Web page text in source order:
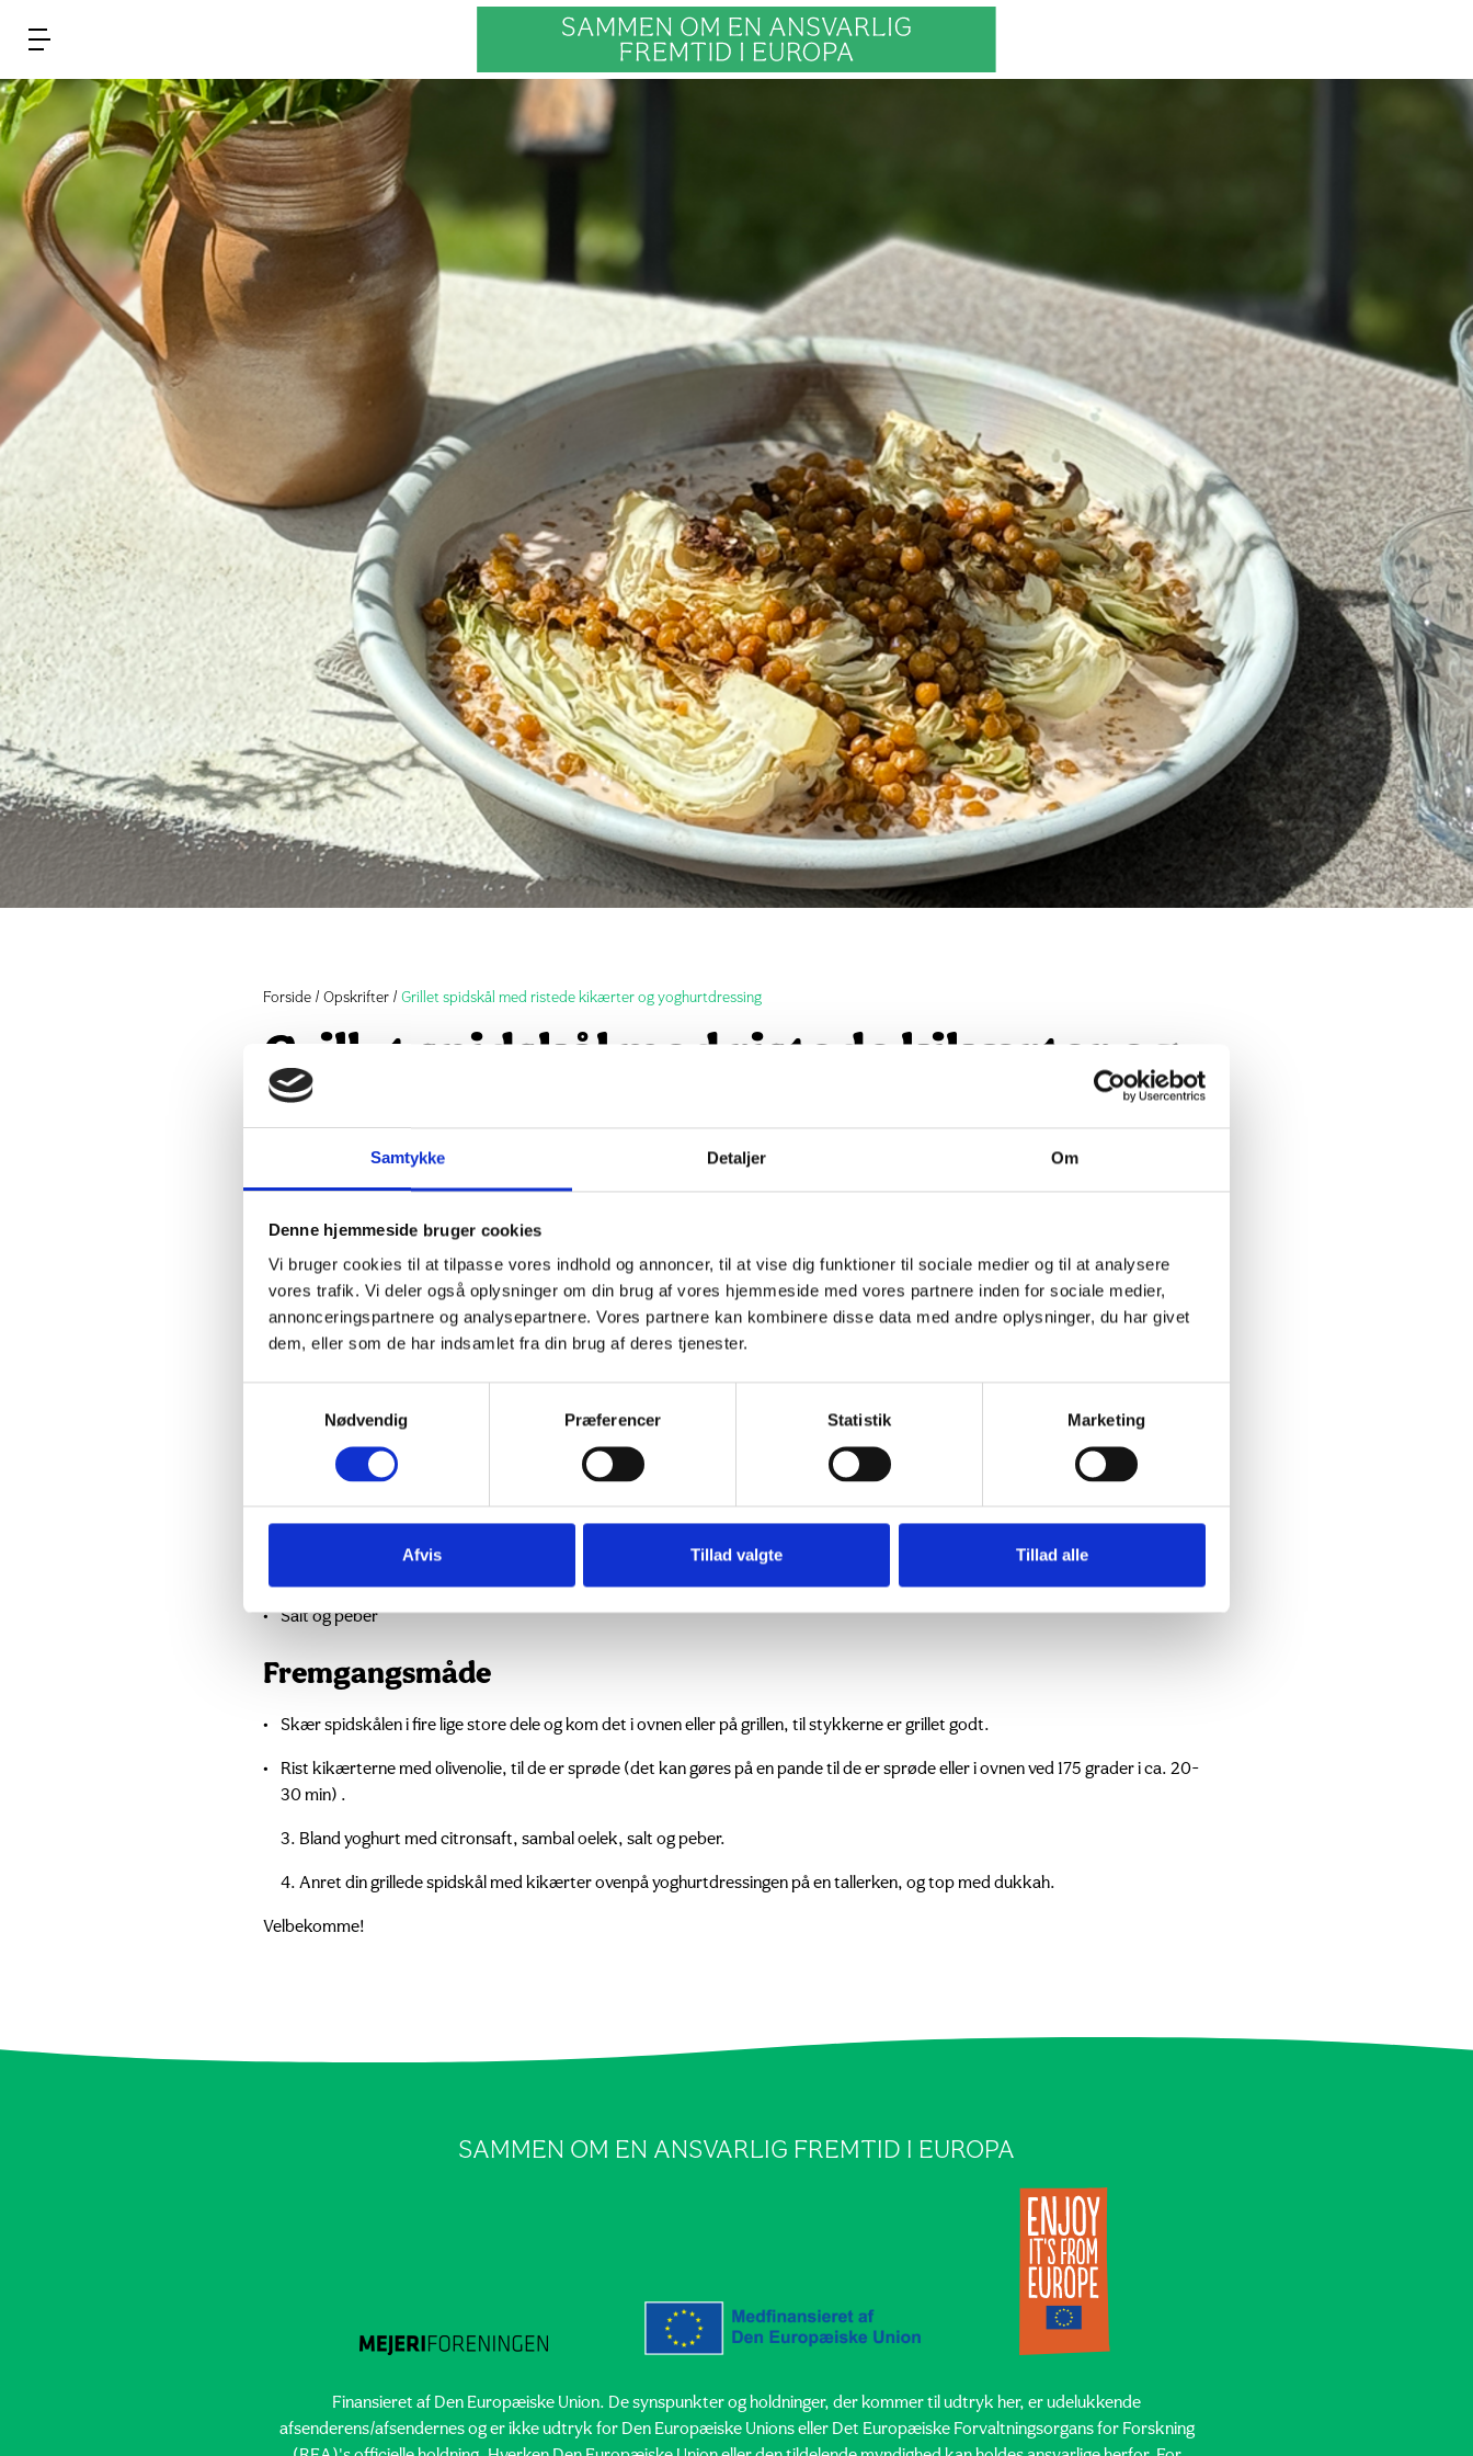
Samtykke Detaljer Om
Denne hjemmeside bruger cookies
Vi bruger cookies til at tilpasse vores indhold og annoncer, til at vise dig funktioner til sociale medier og til at analysere
vores trafik. Vi deler også oplysninger om din brug af vores hjemmeside med vores partnere inden for sociale medier,
annonceringspartnere og analysepartnere. Vores partnere kan kombinere disse data med andre oplysninger, du har givet
dem, eller som de har indsamlet fra din brug af deres tjenester.
Nødvendig
Præferencer Statistik Marketing
Afvis Tillad valgte Tillad alle
Forside Opskrifter Grillet spidskål med ristede kikærter og yoghurtdressing
Grillet spidskål med ristede kikærter og
yoghurtdressing
Denne sprøde spidskålssalt med ristede kikærter og frisk
yoghurtdressing er det perfekte tilbehør, men kan også bruges for sig
selv som en let, lille sommerret.
Ingredienser
2 dl yoghurt naturel 1,5%
Saften fra 1/2 citron
2 tsk sambal oelek
Salt og peber
Fremgangsmåde
Skær spidskålen i fire lige store dele og kom det i ovnen eller på grillen, til stykkerne er grillet godt.
Rist kikærterne med olivenolie, til de er sprøde (det kan gøres på en pande til de er sprøde eller i ovnen ved 175 grader i ca. 20-
30 min) .
3. Bland yoghurt med citronsaft, sambal oelek, salt og peber.
4. Anret din grillede spidskål med kikærter ovenpå yoghurtdressingen på en tallerken, og top med dukkah.
Velbekomme!
SAMMEN OM EN ANSVARLIG FREMTID I EUROPA
Finansieret af Den Europæiske Union. De synspunkter og holdninger, der kommer til udtryk her, er udelukkende
afsenderens/afsendernes og er ikke udtryk for Den Europæiske Unions eller Det Europæiske Forvaltningsorgans for Forskning